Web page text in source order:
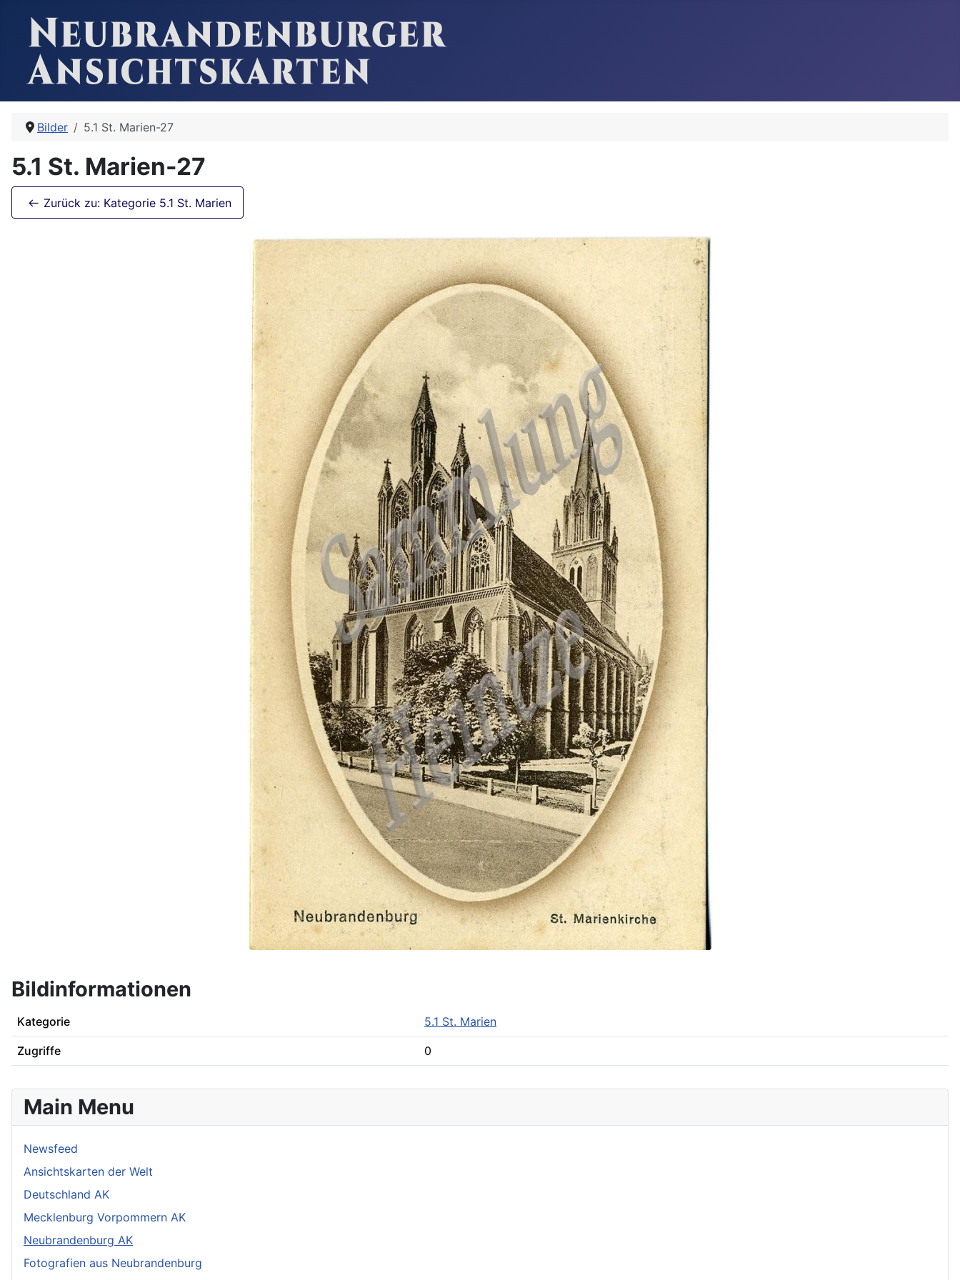
Bilder 5.1 St. Marien-27
5.1 St. Marien-27
Zurück zu: Kategorie 5.1 St. Marien
Bildinformationen
Kategorie 5.1 St. Marien
Zugriffe 0
Main Menu
Newsfeed
Ansichtskarten der Welt
Deutschland AK
Mecklenburg Vorpommern AK
Neubrandenburg AK
Fotografien aus Neubrandenburg